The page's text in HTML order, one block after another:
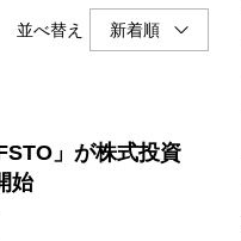
並べ替え
」が株式投資
始